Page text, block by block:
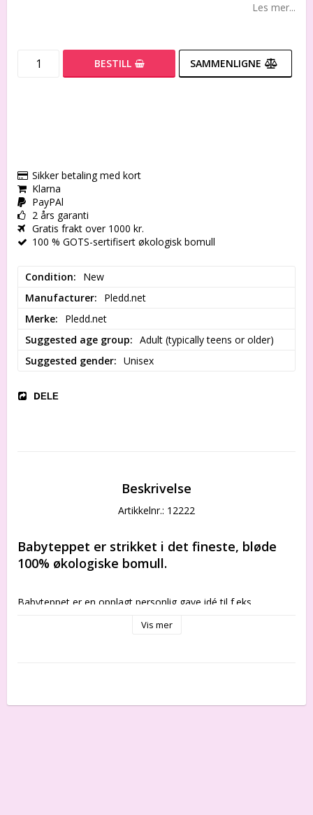
Les mer...
BESTILL SAMMENLIGNE
Sikker betaling med kort
Klarna
PayPAl
2 års garanti
Gratis frakt over 1000 kr.
100 % GOTS-sertifisert økologisk bomull
Condition
New
Manufacturer
Pledd.net
Merke
Pledd.net
Suggested age group
Adult (typically teens or older)
Suggested gender
Unisex
DELE
Beskrivelse
Artikkelnr.: 12222
Babyteppet er strikket i det fineste, bløde
100% økologiske bomull.
Babyteppet er en opplagt personlig gave idé til f.eks.
Vis mer